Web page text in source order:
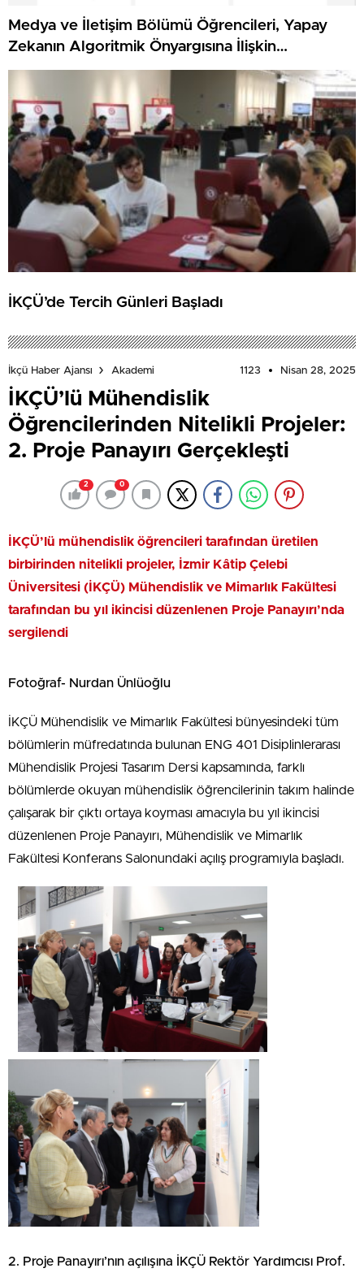
Medya ve İletişim Bölümü Öğrencileri, Yapay
Zekanın Algoritmik Önyargısına İlişkin
Farkındalık Düzeylerini Araştıracak
İKÇÜ’de Tercih Günleri Başladı
İkçü Haber Ajansı Akademi 1123 Nisan 28, 2025
İKÇÜ’lü Mühendislik
Öğrencilerinden Nitelikli Projeler:
2. Proje Panayırı Gerçekleşti
2 0
İKÇÜ’lü mühendislik öğrencileri tarafından üretilen
birbirinden nitelikli projeler, İzmir Kâtip Çelebi
Üniversitesi (İKÇÜ) Mühendislik ve Mimarlık Fakültesi
tarafından bu yıl ikincisi düzenlenen Proje Panayırı’nda
sergilendi
Fotoğraf- Nurdan Ünlüoğlu
İKÇÜ Mühendislik ve Mimarlık Fakültesi bünyesindeki tüm
bölümlerin müfredatında bulunan ENG 401 Disiplinlerarası
Mühendislik Projesi Tasarım Dersi kapsamında, farklı
bölümlerde okuyan mühendislik öğrencilerinin takım halinde
çalışarak bir çıktı ortaya koyması amacıyla bu yıl ikincisi
düzenlenen Proje Panayırı, Mühendislik ve Mimarlık
Fakültesi Konferans Salonundaki açılış programıyla başladı.
2. Proje Panayırı’nın açılışına İKÇÜ Rektör Yardımcısı Prof.